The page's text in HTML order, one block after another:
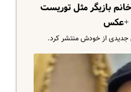
بازیگر مثل توریست
+عکس
جدیدی از خودش منتشر کرد.